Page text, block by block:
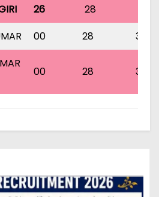
26 28
00 28 31
00 28 31